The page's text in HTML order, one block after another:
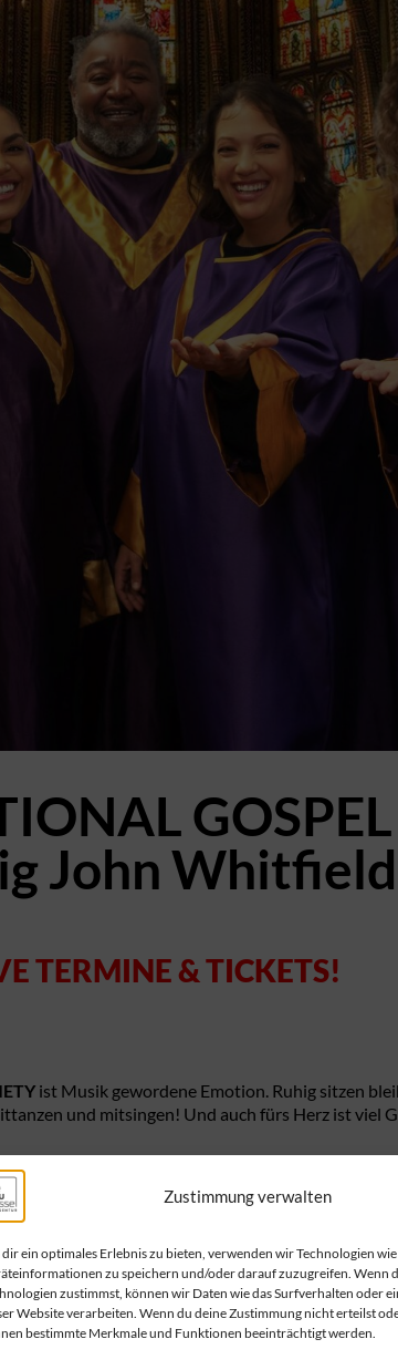
Zustimmung verwalten
dir ein optimales Erlebnis zu bieten, verwenden wir Technologien
zu speichern und/oder darauf zuzugreifen. Wenn
zustimmst, können wir Daten wie das Surfverhalten oder
Website verarbeiten. Wenn du deine Zustimmung nicht erteilst
bestimmte Merkmale und Funktionen beeinträchtigt werden.
John Whitfield
TERMINE & TICKETS!
ist Musik gewordene Emotion. Ruhig sitzen
und mitsingen! Und auch fürs Herz ist viel
Chores ist der Mann mit dem klingenden Namen
und europäische Musikszene mit seinen
die Gospelmusik. Mit der Kraft und
10 Jahren hat er bereits als Leadsänger
seine Zuhörer beeindruckt. Auf diesen
THE INTERNATIONAL GOSPEL SOCIETYdem